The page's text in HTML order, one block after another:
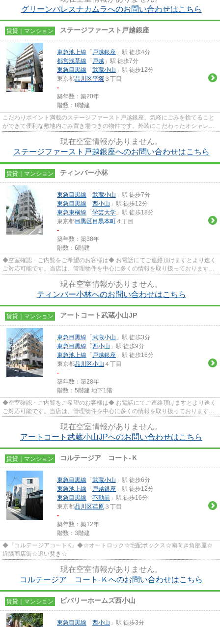
グリーンパレスナカムラへのお問い合わせはこちら
賃貸｜マンション ステージファースト戸越銀座
東急池上線 「 戸越銀座 」駅 徒歩4分
都営浅草線 「 戸越 」駅 徒歩7分
東急目黒線 「 武蔵小山 」駅 徒歩12分
東京都品川区平塚 ３丁目
-
築年数：築20年
階数：8階建
こだわりポイント満載のステージファースト戸越銀座。気軽にごみを捨てること
ができて便利な敷地内ごみ置き場つきの物件です。外装にこだわったオシャレな
現在空室情報がありません。
ステージファースト戸越銀座へのお問い合わせはこちら
賃貸｜マンション ティンバー小林
東急目黒線 「 武蔵小山 」駅 徒歩7分
東急目黒線 「 西小山 」駅 徒歩12分
東急東横線 「 学芸大学 」駅 徒歩18分
東京都目黒区 目黒本町 ４丁目
-
築年数：築38年
階数：6階建
◆空室確認・ご内覧をご希望のお客様は◆ お電話にてご連絡頂けますとより速く
ご対応可能です。当店は、管理物件を中心に多くの情報を取り扱っております。
現在空室情報がありません。
ティンバー小林へのお問い合わせはこちら
賃貸｜マンション アートコート武蔵小山JP
東急目黒線 「 武蔵小山 」駅 徒歩3分
東急目黒線 「 西小山 」駅 徒歩9分
東急池上線 「 戸越銀座 」駅 徒歩16分
東京都品川区小山 ４丁目
-
築年数：築28年
階数：5階建 地下1階
◆空室確認・ご内覧をご希望のお客様は◆ お電話にてご連絡頂けますとより速く
ご対応可能です。当店は、管理物件を中心に多くの情報を取り扱っております。
現在空室情報がありません。
アートコート武蔵小山JPへのお問い合わせはこちら
賃貸｜マンション コルテージア コート‐Ｋ
東急目黒線 「 武蔵小山 」駅 徒歩6分
東急池上線 「 戸越銀座 」駅 徒歩12分
東急目黒線 「 不動前 」駅 徒歩16分
東京都品川区荏原 ３丁目
-
築年数：築12年
階数：3階建
◆『コルテージアコートK』◆☆オートロック☆宅配ボックス☆南向き角部屋☆
近隣商店街☆追い焚き☆
現在空室情報がありません。
コルテージア コート‐Ｋへのお問い合わせはこちら
賃貸｜マンション ビバリーホームズ西小山
東急目黒線 「 西小山 」駅 徒歩3分